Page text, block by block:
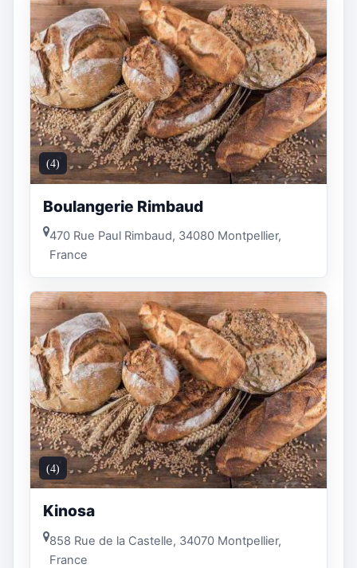
(4)
Boulangerie Rimbaud
470 Rue Paul Rimbaud, 34080 Montpellier,
France
(4)
Kinosa
858 Rue de la Castelle, 34070 Montpellier,
France